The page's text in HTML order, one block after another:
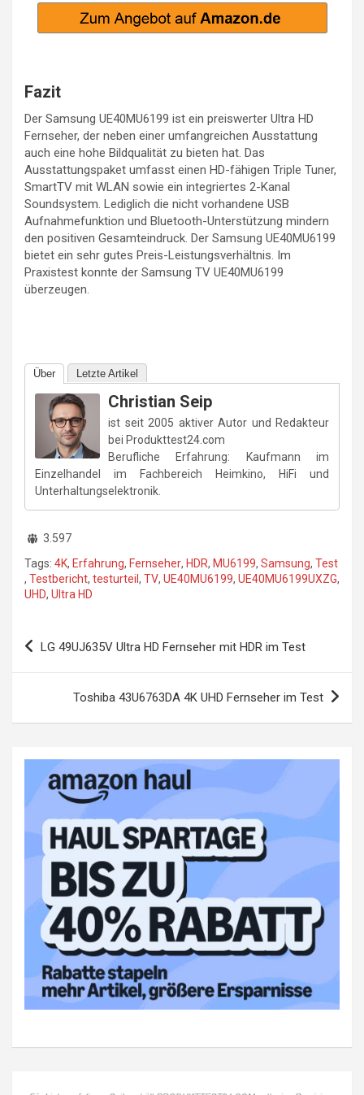
Fazit
Der Samsung UE40MU6199 ist ein preiswerter Ultra HD
Fernseher, der neben einer umfangreichen Ausstattung
auch eine hohe Bildqualität zu bieten hat. Das
Ausstattungspaket umfasst einen HD-fähigen Triple Tuner,
SmartTV mit WLAN sowie ein integriertes 2-Kanal
Soundsystem. Lediglich die nicht vorhandene USB
Aufnahmefunktion und Bluetooth-Unterstützung mindern
den positiven Gesamteindruck. Der Samsung UE40MU6199
bietet ein sehr gutes Preis-Leistungsverhältnis. Im
Praxistest konnte der Samsung TV UE40MU6199
überzeugen.
Über Letzte Artikel
Christian Seip
ist seit 2005 aktiver Autor und Redakteur
bei Produkttest24.com
Berufliche Erfahrung: Kaufmann im
Einzelhandel im Fachbereich Heimkino, HiFi und
Unterhaltungselektronik.
3.597
Tags: 4K, Erfahrung, Fernseher, HDR, MU6199, Samsung, Test
, Testbericht, testurteil, TV, UE40MU6199, UE40MU6199UXZG,
UHD, Ultra HD
Beitragsnavigation
LG 49UJ635V Ultra HD Fernseher mit HDR im Test
Toshiba 43U6763DA 4K UHD Fernseher im Test